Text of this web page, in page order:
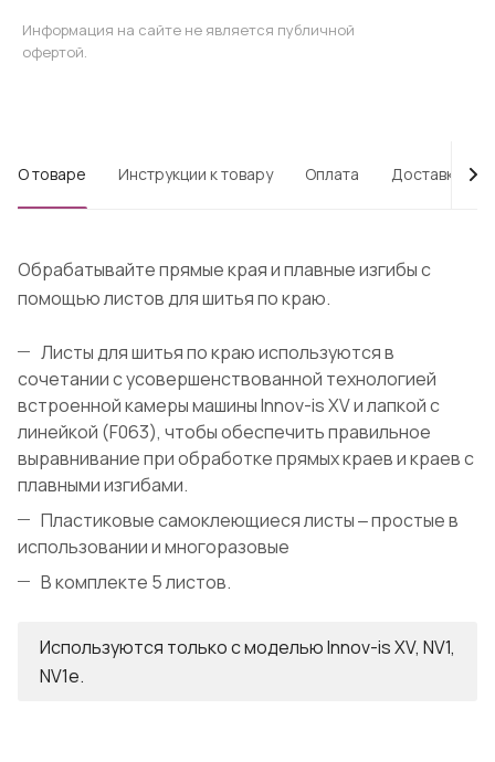
Информация на сайте не является публичной
офертой.
О товаре Инструкции к товару Оплата Доставка
Обрабатывайте прямые края и плавные изгибы с
помощью листов для шитья по краю.
Листы для шитья по краю используются в
сочетании с усовершенствованной технологией
встроенной камеры машины Innov-is XV и лапкой с
линейкой (F063), чтобы обеспечить правильное
выравнивание при обработке прямых краев и краев с
плавными изгибами.
Пластиковые самоклеющиеся листы ‒ простые в
использовании и многоразовые
В комплекте 5 листов.
Используются только с моделью Innov-is XV, NV1,
NV1e.